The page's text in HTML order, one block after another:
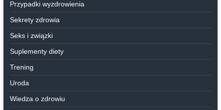
Przypadki wyzdrowienia
Sekrety zdrowia
Seks i związki
Suplementy diety
Trening
Uroda
Wiedza o zdrowiu